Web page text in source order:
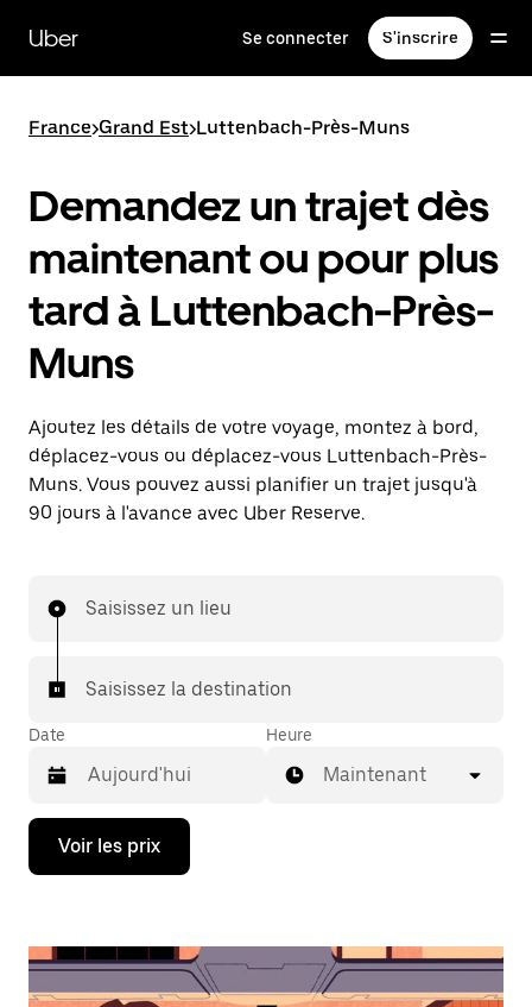
contenu
principal
Uber Se connecter S'inscrire
France>Grand Est>Luttenbach-Près-Muns
Demandez un trajet dès
maintenant ou pour plus
tard à Luttenbach-Près-
Muns
Ajoutez les détails de votre voyage, montez à bord,
déplacez-vous ou déplacez-vous Luttenbach-Près-
Muns. Vous pouvez aussi planifier un trajet jusqu'à
90 jours à l'avance avec Uber Reserve.
Saisissez un lieu
Saisissez la destination
Date
Appuyez
la
bas
Heure
Maintenant
Voir les prix